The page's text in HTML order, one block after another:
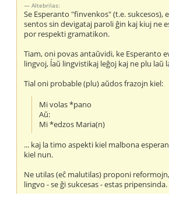
Altebrilas:
Se Esperanto "finvenkos" (t.e. sukcesos),
sentos sin devigataj paroli ĝin kaj kiuj ne
por respekti gramatikon.
Tiam, oni povas antaŭvidi, ke Esperanto
lingvoj, ĺaŭ lingvistikaj leĝoj kaj ne plu laŭ
Tial oni probable (plu) aŭdos frazojn kiel:
Mi volas *pano
Aŭ:
Mi *edzos Maria(n)
... kaj la timo aspekti kiel malbona
kiel nun.
Ne utilas (eĉ malutilas) proponi
lingvo - se ĝi sukcesas - estas pripensinda.